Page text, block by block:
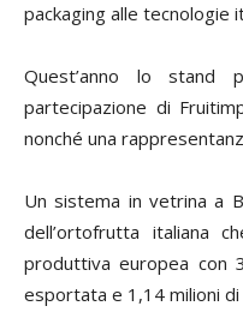
packaging alle tecnologie
Quest’anno lo stand
partecipazione di
nonché una
Un sistema in vetrina a
dell’ortofrutta italiana
produttiva europea con
esportata e 1,14 milioni